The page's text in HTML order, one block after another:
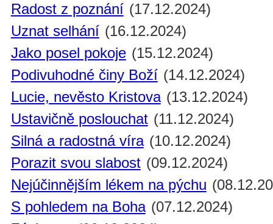
Radost z poznání (17.12.2024)
Uznat selhání (16.12.2024)
Jako posel pokoje (15.12.2024)
Podivuhodné činy Boží (14.12.2024)
Lucie, nevěsto Kristova (13.12.2024)
Ustavičně poslouchat (11.12.2024)
Silná a radostná víra (10.12.2024)
Porazit svou slabost (09.12.2024)
Nejúčinnějším lékem na pýchu
S pohledem na Boha (07.12.2024)